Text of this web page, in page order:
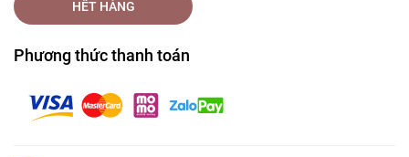
HẾT HÀNG
Phương thức thanh toán